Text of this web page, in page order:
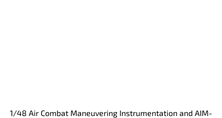
1/48 Air Combat Maneuvering Instrumentation and AIM-